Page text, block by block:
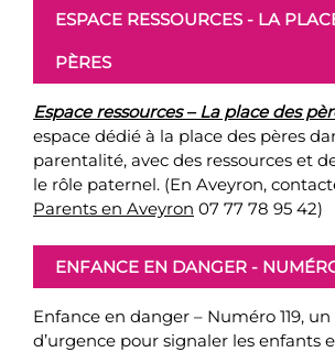
ESPACE RESSOURCES - LA
PÈRES
Espace ressources – La place des
espace dédié à la place des pères
parentalité, avec des ressources et
le rôle paternel. (En Aveyron,
Parents en Aveyron 07 77 78 95 42)
ENFANCE EN DANGER -
Enfance en danger – Numéro 119,
d’urgence pour signaler les enfants